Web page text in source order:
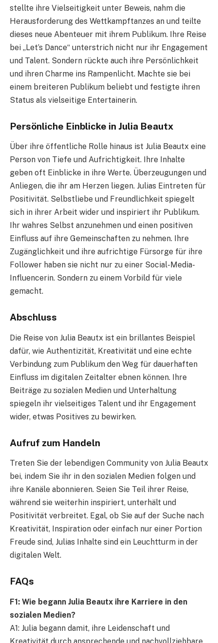
stellte ihre Vielseitigkeit unter Beweis, nahm die
Herausforderung des Wettkampftanzes an und teilte
dieses neue Abenteuer mit ihrem Publikum. Ihre Reise
bei „Let’s Dance“ unterstrich nicht nur ihr Engagement
und Talent. Sondern rückte auch ihre Persönlichkeit
und ihren Charme ins Rampenlicht. Machte sie bei
einem breiteren Publikum beliebt und festigte ihren
Status als vielseitige Entertainerin.
Persönliche Einblicke in Julia Beautx
Über ihre öffentliche Rolle hinaus ist Julia Beautx eine
Person von Tiefe und Aufrichtigkeit. Ihre Inhalte
geben oft Einblicke in ihre Werte. Überzeugungen und
Anliegen, die ihr am Herzen liegen. Julias Eintreten für
Positivität. Selbstliebe und Freundlichkeit spiegelt
sich in ihrer Arbeit wider und inspiriert ihr Publikum.
Ihr wahres Selbst anzunehmen und einen positiven
Einfluss auf ihre Gemeinschaften zu nehmen. Ihre
Zugänglichkeit und ihre aufrichtige Fürsorge für ihre
Follower haben sie nicht nur zu einer Social-Media-
Influencerin. Sondern zu einem Vorbild für viele
gemacht.
Abschluss
Die Reise von Julia Beautx ist ein brillantes Beispiel
dafür, wie Authentizität, Kreativität und eine echte
Verbindung zum Publikum den Weg für dauerhaften
Einfluss im digitalen Zeitalter ebnen können. Ihre
Beiträge zu sozialen Medien und Unterhaltung
spiegeln ihr vielseitiges Talent und ihr Engagement
wider, etwas Positives zu bewirken.
Aufruf zum Handeln
Treten Sie der lebendigen Community von Julia Beautx
bei, indem Sie ihr in den sozialen Medien folgen und
ihre Kanäle abonnieren. Seien Sie Teil ihrer Reise,
während sie weiterhin inspiriert, unterhält und
Positivität verbreitet. Egal, ob Sie auf der Suche nach
Kreativität, Inspiration oder einfach nur einer Portion
Freude sind, Julias Inhalte sind ein Leuchtturm in der
digitalen Welt.
FAQs
F1: Wie begann Julia Beautx ihre Karriere in den
sozialen Medien?
A1: Julia begann damit, ihre Leidenschaft und
Kreativität durch ansprechende und nachvollziehbare